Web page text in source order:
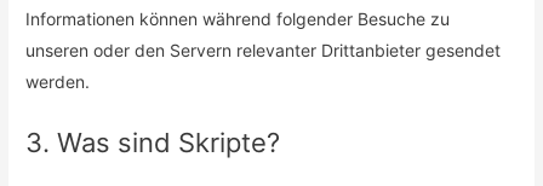
Informationen können während folgender Besuche zu
unseren oder den Servern relevanter Drittanbieter gesendet
werden.
3. Was sind Skripte?